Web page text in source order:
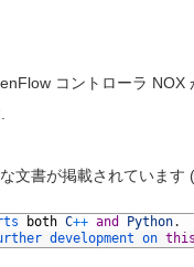
コントローラ NOX
文書が掲載されています
both C++ and Python.
development on this